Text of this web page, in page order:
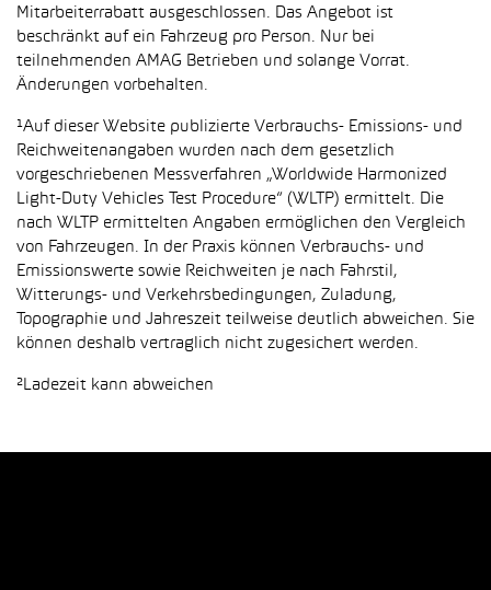
Mitarbeiterrabatt ausgeschlossen. Das Angebot ist
beschränkt auf ein Fahrzeug pro Person. Nur bei
teilnehmenden AMAG Betrieben und solange Vorrat.
Änderungen vorbehalten.
¹Auf dieser Website publizierte Verbrauchs- Emissions- und
Reichweitenangaben wurden nach dem gesetzlich
vorgeschriebenen Messverfahren „Worldwide Harmonized
Light-Duty Vehicles Test Procedure“ (WLTP) ermittelt. Die
nach WLTP ermittelten Angaben ermöglichen den Vergleich
von Fahrzeugen. In der Praxis können Verbrauchs- und
Emissionswerte sowie Reichweiten je nach Fahrstil,
Witterungs- und Verkehrsbedingungen, Zuladung,
Topographie und Jahreszeit teilweise deutlich abweichen. Sie
können deshalb vertraglich nicht zugesichert werden.
²Ladezeit kann abweichen